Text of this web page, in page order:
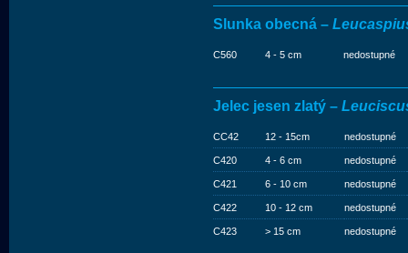
Slunka obecná –
C560 4 - 5 cm nedostupné
Jelec jesen zlatý –
CC42 12 - 15cm nedostupné
C420 4 - 6 cm nedostupné
C421 6 - 10 cm nedostupné
C422 10 - 12 cm nedostupné
C423 > 15 cm nedostupné